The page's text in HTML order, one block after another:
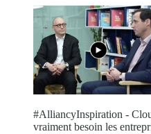
#AlliancyInspiration -
vraiment besoin les